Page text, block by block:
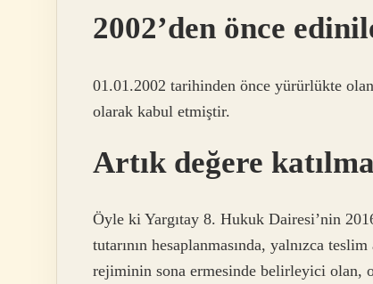
2002’den önce
01.01.2002 tarihinden önce yürürlükte
olarak kabul etmiştir.
Artık değere
Öyle ki Yargıtay 8. Hukuk Dairesi’nin
tutarının hesaplanmasında, yalnızca
rejiminin sona ermesinde belirleyici olan,